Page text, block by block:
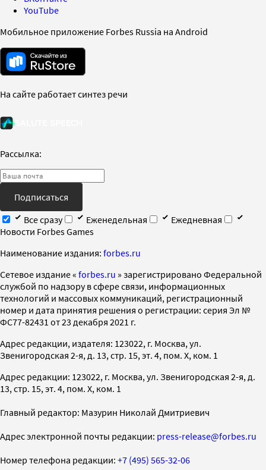
YouTube
Мобильное приложение Forbes Russia на Android
На сайте работает синтез речи
Рассылка:
Подписаться
Все сразу
Еженедельная
Ежедневная
Новости Forbes Games
Наименование издания: forbes.ru
Cетевое издание « forbes.ru » зарегистрировано Федеральной
службой по надзору в сфере связи, информационных
технологий и массовых коммуникаций, регистрационный
номер и дата принятия решения о регистрации: серия Эл №
ФС77-82431 от 23 декабря 2021 г.
Адрес редакции, издателя: 123022, г. Москва, ул.
Звенигородская 2-я, д. 13, стр. 15, эт. 4, пом. X, ком. 1
Адрес редакции: 123022, г. Москва, ул. Звенигородская 2-я, д.
13, стр. 15, эт. 4, пом. X, ком. 1
Главный редактор: Мазурин Николай Дмитриевич
Адрес электронной почты редакции: press-release@forbes.ru
Номер телефона редакции: +7 (495) 565-32-06